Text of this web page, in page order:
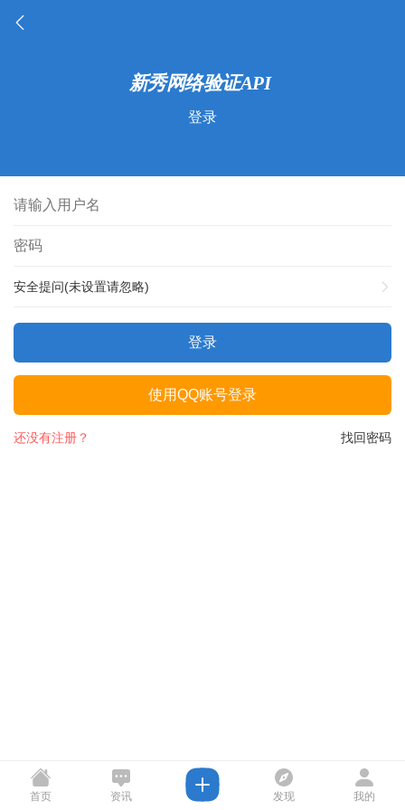
登录
安全提问(未设置请忽略)
登录
使用QQ账号登录
找回密码
还没有注册？
首页 资讯 发现 我的